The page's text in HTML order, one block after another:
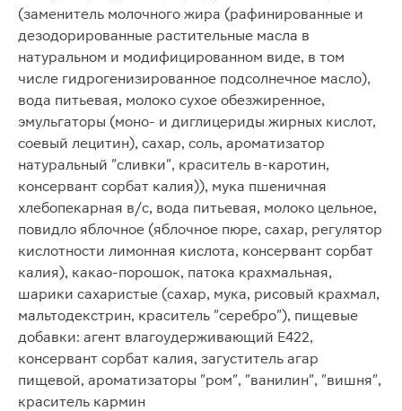
(заменитель молочного жира (рафинированные и
дезодорированные растительные масла в
натуральном и модифицированном виде, в том
числе гидрогенизированное подсолнечное масло),
вода питьевая, молоко сухое обезжиренное,
эмульгаторы (моно- и диглицериды жирных кислот,
соевый лецитин), сахар, соль, ароматизатор
натуральный "сливки", краситель в-каротин,
консервант сорбат калия)), мука пшеничная
хлебопекарная в/с, вода питьевая, молоко цельное,
повидло яблочное (яблочное пюре, сахар, регулятор
кислотности лимонная кислота, консервант сорбат
калия), какао-порошок, патока крахмальная,
шарики сахаристые (сахар, мука, рисовый крахмал,
мальтодекстрин, краситель "серебро"), пищевые
добавки: агент влагоудерживающий Е422,
консервант сорбат калия, загуститель агар
пищевой, ароматизаторы "ром", "ванилин", "вишня",
краситель кармин